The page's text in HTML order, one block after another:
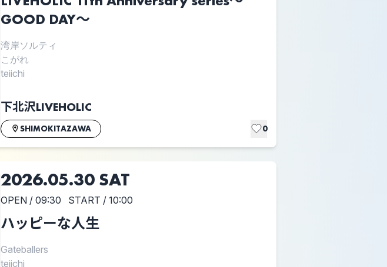
GOOD DAY〜
湾岸ソルティ
こがれ
teiichi
下北沢LIVEHOLIC
SHIMOKITAZAWA 0
2026.05.30 SAT
OPEN / 09:30 START / 10:00
ハッピーな人生
Gateballers
teiichi